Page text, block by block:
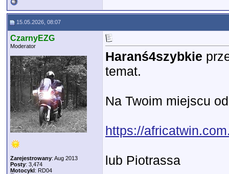
15.05.2026, 08:07
CzarnyEZG
Moderator
Zarejestrowany: Aug 2013
Posty: 3,474
Motocykl: RD04
Haranś4szybkie
temat.
Na Twoim miejscu
https://
lub Piotrassa